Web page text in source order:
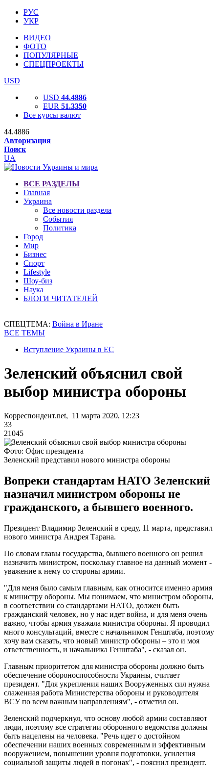
РУС
УКР
ВИДЕО
ФОТО
ПОПУЛЯРНЫЕ
СПЕЦПРОЕКТЫ
USD
USD 44.4886
EUR 51.3350
Все курсы валют
44.4886
Авторизация
Поиск
UA
ВСЕ РАЗДЕЛЫ
Главная
Украина
Все новости раздела
События
Политика
Город
Мир
Бизнес
Спорт
Lifestyle
Шоу-биз
Наука
БЛОГИ ЧИТАТЕЛЕЙ
СПЕЦТЕМА: Война в Иране
ВСЕ ТЕМЫ
Вступление Украины в ЕС
Зеленский объяснил свой
выбор министра обороны
Корреспондент.net, 11 марта 2020, 12:23
33
21045
Фото: Офис президента
Зеленский представил нового министра обороны
Вопреки стандартам НАТО Зеленский
назначил министром обороны не
гражданского, а бывшего военного.
Президент Владимир Зеленский в среду, 11 марта, представил
нового министра Андрея Тарана.
По словам главы государства, бывшего военного он решил
назначить министром, поскольку главное на данный момент -
уважение к нему со стороны армии.
"Для меня было самым главным, как относится именно армия
к министру обороны. Мы понимаем, что министром обороны,
в соответствии со стандартами НАТО, должен быть
гражданский человек, но у нас идет война, и для меня очень
важно, чтобы армия уважала министра обороны. Я проводил
много консультаций, вместе с начальником Генштаба, поэтому
хочу вам сказать, что новый министр обороны – это и моя
ответственность, и начальника Генштаба", - сказал он.
Главным приоритетом для министра обороны должно быть
обеспечение обороноспособности Украины, считает
президент. "Для укрепления наших Вооруженных сил нужна
слаженная работа Министерства обороны и руководителя
ВСУ по всем важным направлениям", - отметил он.
Зеленский подчеркнул, что основу любой армии составляют
люди, поэтому все стратегии оборонного ведомства должны
быть нацелены на человека. "Речь идет о достойном
обеспечении наших военных современным и эффективным
вооружением, повышении уровня подготовки, усиления
социальной защиты людей в погонах", - пояснил президент.